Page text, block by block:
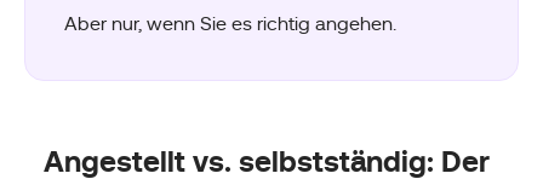
Aber nur, wenn Sie es richtig angehen.
Angestellt vs. selbstständig: Der